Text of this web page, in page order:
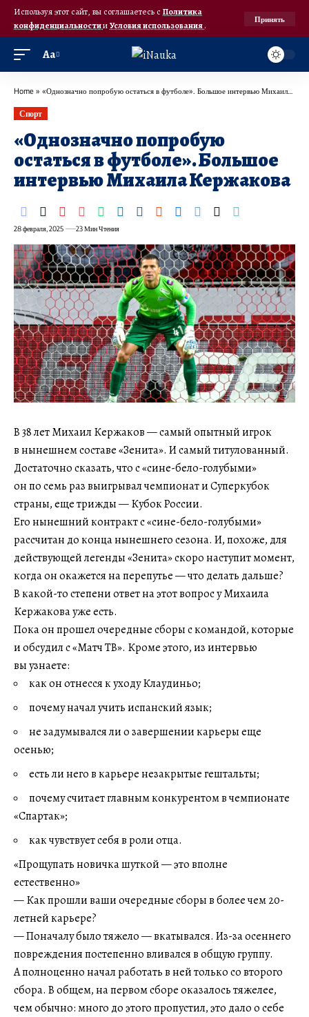
Используя этот сайт, вы соглашаетесь с Политика
конфиденциальностииУсловия использования.
Принять
Аа
Home » «Однозначно попробую остаться в футболе». Большое интервью Михаила Кержакова
Спорт
«Однозначно попробую
остаться в футболе». Большое
интервью Михаила Кержакова
28 февраля, 2025 23 Мин Чтения
В 38 лет Михаил Кержаков — самый опытный игрок
в нынешнем составе «Зенита». И самый титулованный.
Достаточно сказать, что с «сине-бело-голубыми»
он по семь раз выигрывал чемпионат и Суперкубок
страны, еще трижды — Кубок России.
Его нынешний контракт с «сине-бело-голубыми»
рассчитан до конца нынешнего сезона. И, похоже, для
действующей легенды «Зенита» скоро наступит момент,
когда он окажется на перепутье — что делать дальше?
В какой-то степени ответ на этот вопрос у Михаила
Кержакова уже есть.
Пока он прошел очередные сборы с командой, которые
и обсудил с «Матч ТВ». Кроме этого, из интервью
вы узнаете:
как он отнесся к уходу Клаудиньо;
почему начал учить испанский язык;
не задумывался ли о завершении карьеры еще
осенью;
есть ли него в карьере незакрытые гештальты;
почему считает главным конкурентом в чемпионате
«Спартак»;
как чувствует себя в роли отца.
«Прощупать новичка шуткой — это вполне
естественно»
— Как прошли ваши очередные сборы в более чем 20-
летней карьере?
— Поначалу было тяжело — вкатывался. Из-за осеннего
повреждения постепенно вливался в общую группу.
А полноценно начал работать в ней только со второго
сбора. В общем, на первом сборе оказалось тяжелее,
чем обычно: много до этого пропустил, это дало о себе